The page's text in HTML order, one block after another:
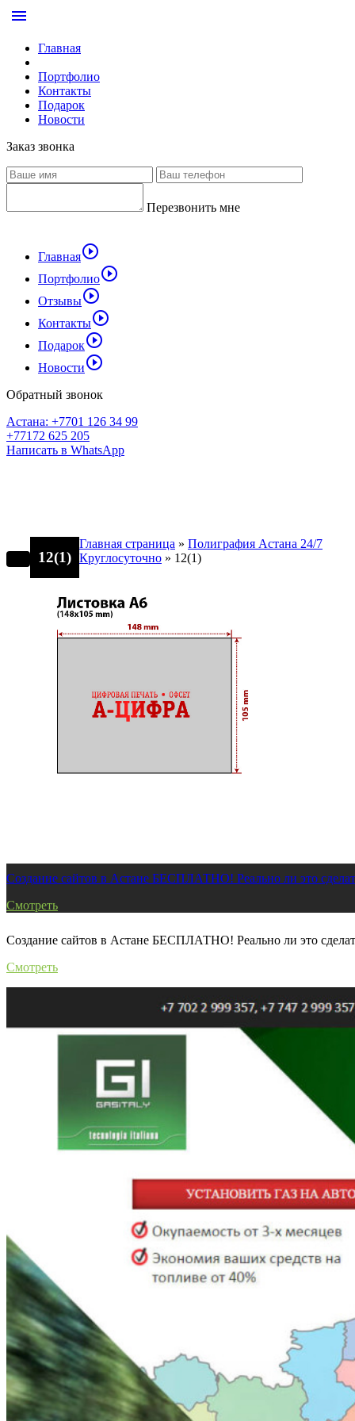
menu
Главная
Портфолио
Контакты
Подарок
Новости
Заказ звонка
Перезвонить мне
Главнаяplay_circle_outline
Портфолиоplay_circle_outline
Отзывыplay_circle_outline
Контактыplay_circle_outline
Подарокplay_circle_outline
Новостиplay_circle_outline
Обратный звонок
Астана: +7701 126 34 99
+77172 625 205
Написать в WhatsApp
12(1)
Главная страница » Полиграфия Астана 24/7
Круглосуточно » 12(1)
Создание сайтов в Астане БЕСПЛАТНО! Реально ли это
Смотреть
Создание сайтов в Астане БЕСПЛАТНО! Реально ли это
Смотреть